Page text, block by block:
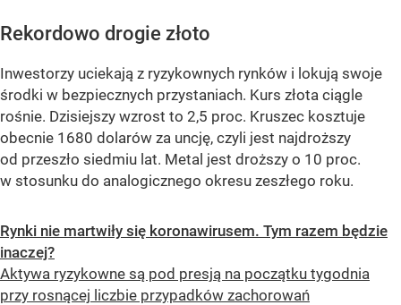
Rekordowo drogie złoto
Inwestorzy uciekają z ryzykownych rynków i lokują swoje
środki w bezpiecznych przystaniach. Kurs złota ciągle
rośnie. Dzisiejszy wzrost to 2,5 proc. Kruszec kosztuje
obecnie 1680 dolarów za uncję, czyli jest najdroższy
od przeszło siedmiu lat. Metal jest droższy o 10 proc.
w stosunku do analogicznego okresu zeszłego roku.
Rynki nie martwiły się koronawirusem. Tym razem będzie
inaczej?
Aktywa ryzykowne są pod presją na początku tygodnia
przy rosnącej liczbie przypadków zachorowań